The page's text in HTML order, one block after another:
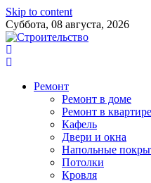
Skip to content
Суббота, 08 августа, 2026
Ремонт
Ремонт в доме
Ремонт в квартире
Кафель
Двери и окна
Напольные
Потолки
Кровля